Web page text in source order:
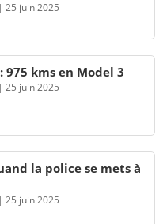
| 25 juin 2025
975 kms en Model 3
| 25 juin 2025
la police se mets à
| 25 juin 2025